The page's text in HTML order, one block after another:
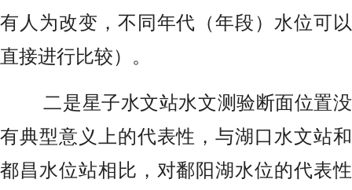
有人为改变，不同年代（年段）水位可以
直接进行比较）。
二是星子水文站水文测验断面位置没
有典型意义上的代表性，与湖口水文站和
都昌水位站相比，对鄱阳湖水位的代表性